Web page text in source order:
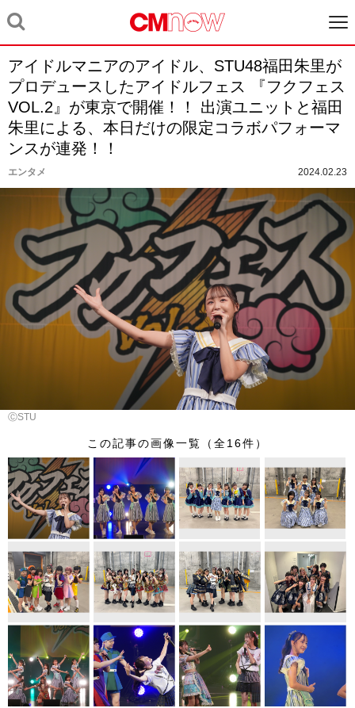
アイドルマニアのアイドル、STU48福田朱里が
プロデュースしたアイドルフェス 『フクフェス
VOL.2』が東京で開催！！ 出演ユニットと福田
朱里による、本日だけの限定コラボパフォーマ
ンスが連発！！
エンタメ 2024.02.23
ⒸSTU
この記事の画像一覧（全16件）